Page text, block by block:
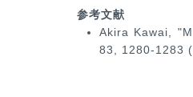
参考文献
Akira Kawai,
83, 1280-1283